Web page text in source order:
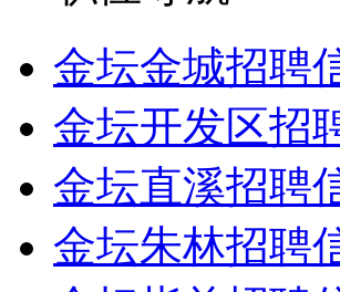
金坛金城招聘
金坛开发区招
金坛直溪招聘
金坛朱林招聘